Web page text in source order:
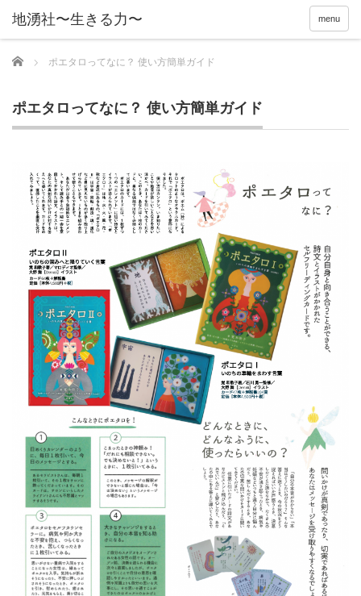
menu
Home ポエタロってなに？ 使い方簡単ガイド
ポエタロってなに？ 使い方簡単ガイド